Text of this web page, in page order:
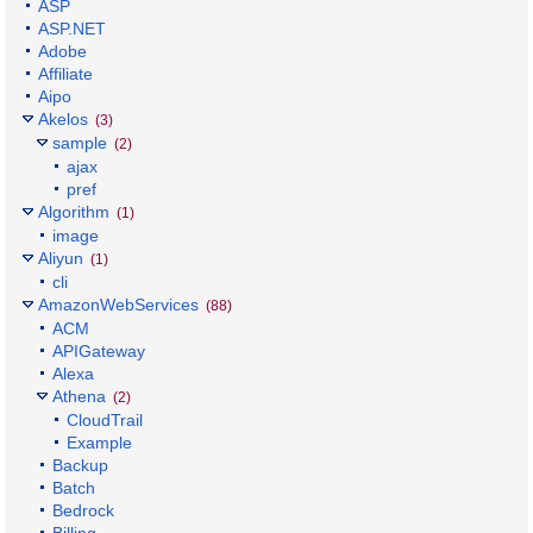
ASP
ASP.NET
Adobe
Affiliate
Aipo
Akelos (3)
sample (2)
ajax
pref
Algorithm (1)
image
Aliyun (1)
cli
AmazonWebServices (88)
ACM
APIGateway
Alexa
Athena (2)
CloudTrail
Example
Backup
Batch
Bedrock